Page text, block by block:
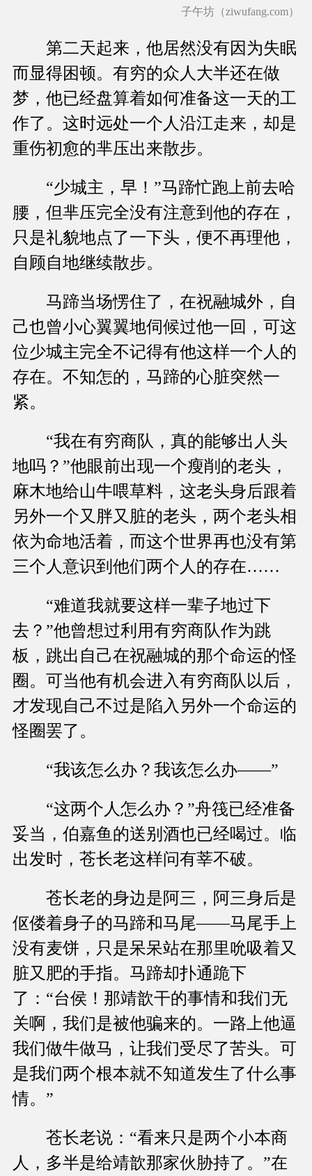
子午坊（ziwufang.com）
第二天起来，他居然没有因为失眠
而显得困顿。有穷的众人大半还在做
梦，他已经盘算着如何准备这一天的工
作了。这时远处一个人沿江走来，却是
重伤初愈的芈压出来散步。
“少城主，早！”马蹄忙跑上前去哈
腰，但芈压完全没有注意到他的存在，
只是礼貌地点了一下头，便不再理他，
自顾自地继续散步。
马蹄当场愣住了，在祝融城外，自
己也曾小心翼翼地伺候过他一回，可这
位少城主完全不记得有他这样一个人的
存在。不知怎的，马蹄的心脏突然一
紧。
“我在有穷商队，真的能够出人头
地吗？”他眼前出现一个瘦削的老头，
麻木地给山牛喂草料，这老头身后跟着
另外一个又胖又脏的老头，两个老头相
依为命地活着，而这个世界再也没有第
三个人意识到他们两个人的存在……
“难道我就要这样一辈子地过下
去？”他曾想过利用有穷商队作为跳
板，跳出自己在祝融城的那个命运的怪
圈。可当他有机会进入有穷商队以后，
才发现自己不过是陷入另外一个命运的
怪圈罢了。
“我该怎么办？我该怎么办——”
“这两个人怎么办？”舟筏已经准备
妥当，伯嘉鱼的送别酒也已经喝过。临
出发时，苍长老这样问有莘不破。
苍长老的身边是阿三，阿三身后是
伛偻着身子的马蹄和马尾——马尾手上
没有麦饼，只是呆呆站在那里吮吸着又
脏又肥的手指。马蹄却扑通跪下
了：“台侯！那靖歆干的事情和我们无
关啊，我们是被他骗来的。一路上他逼
我们做牛做马，让我们受尽了苦头。可
是我们两个根本就不知道发生了什么事
情。”
苍长老说：“看来只是两个小本商
人，多半是给靖歆那家伙胁持了。”在